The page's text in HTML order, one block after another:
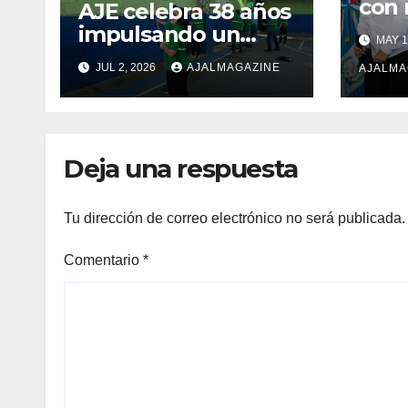
AJE celebra 38 años
impulsando un
voluntariado
corporativo en la
región
JUL 2, 2026 AJALMAGAZINE
con
más
y
MAY
Deja una respuesta
Tu dirección de correo electrónico no será publicada.
Comentario *